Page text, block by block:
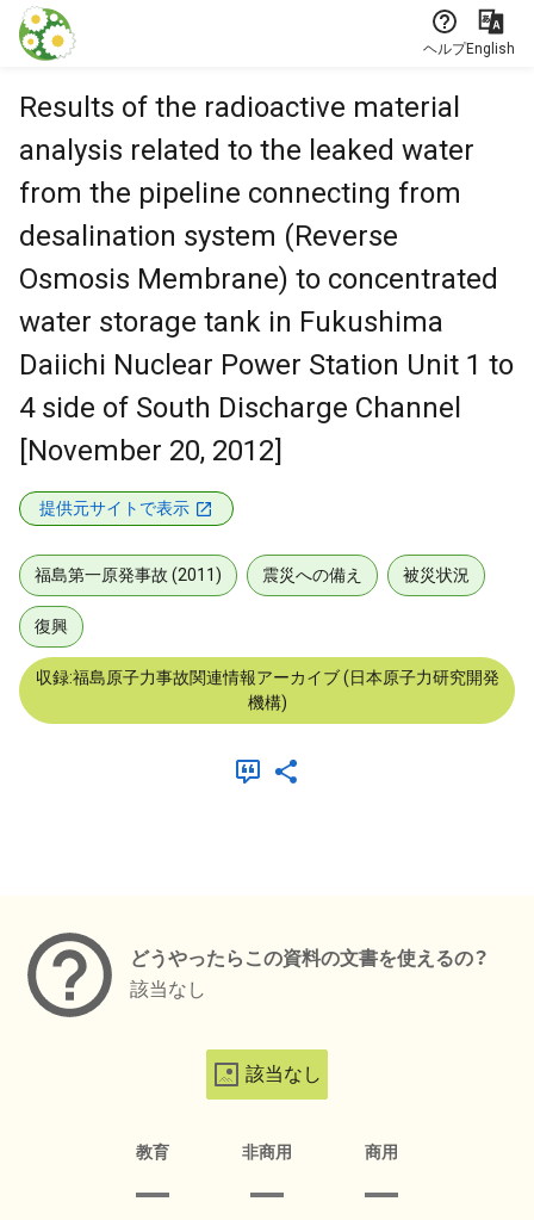
本文に飛ぶ
ヘルプEnglish
Results of the radioactive material
analysis related to the leaked water
from the pipeline connecting from
desalination system (Reverse
Osmosis Membrane) to concentrated
water storage tank in Fukushima
Daiichi Nuclear Power Station Unit 1 to
4 side of South Discharge Channel
[November 20, 2012]
提供元サイトで表示
福島第一原発事故 (2011) 震災への備え 被災状況
復興
収録:福島原子力事故関連情報アーカイブ (日本原子力研究開発
機構)
どうやったらこの資料の文書を使えるの？
該当なし
該当なし
教育 非商用 商用